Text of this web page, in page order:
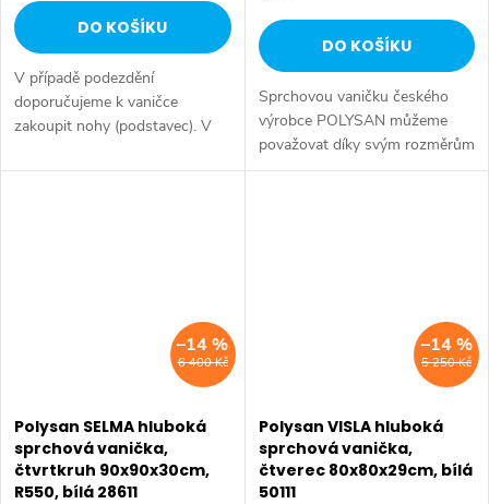
DO KOŠÍKU
V případě podezdění
doporučujeme k vaničce
zakoupit nohy (podstavec). V
panelem doporučujeme k
DO KOŠÍKU
Sprchovou vaničku českého
výrobce POLYSAN můžeme
považovat díky svým rozměrům
jak za mělkou vanu, tak i
6 400 Kč
–14 %
Polysan SELMA hluboká
sprchová vanička,
čtvrtkruh 90x90x30cm,
R550, bílá 28611
5 250 Kč
–14 %
Polysan VISLA hluboká
sprchová vanička,
čtverec 80x80x29cm, bílá
50111